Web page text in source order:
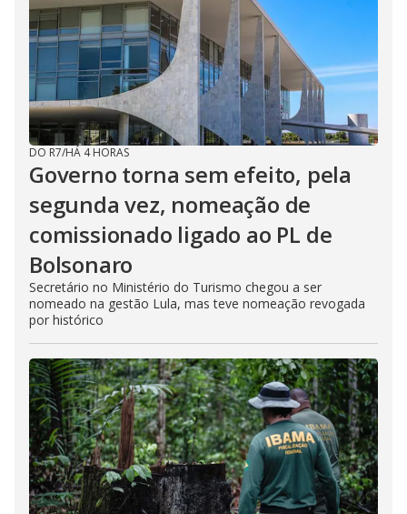
DO R7/HÁ 4 HORAS
Governo torna sem efeito, pela
segunda vez, nomeação de
comissionado ligado ao PL de
Bolsonaro
Secretário no Ministério do Turismo chegou a ser
nomeado na gestão Lula, mas teve nomeação revogada
por histórico